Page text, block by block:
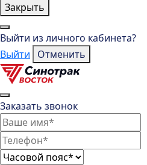
Закрыть
Выйти из личного кабинета?
Выйти
Отменить
Заказать звонок